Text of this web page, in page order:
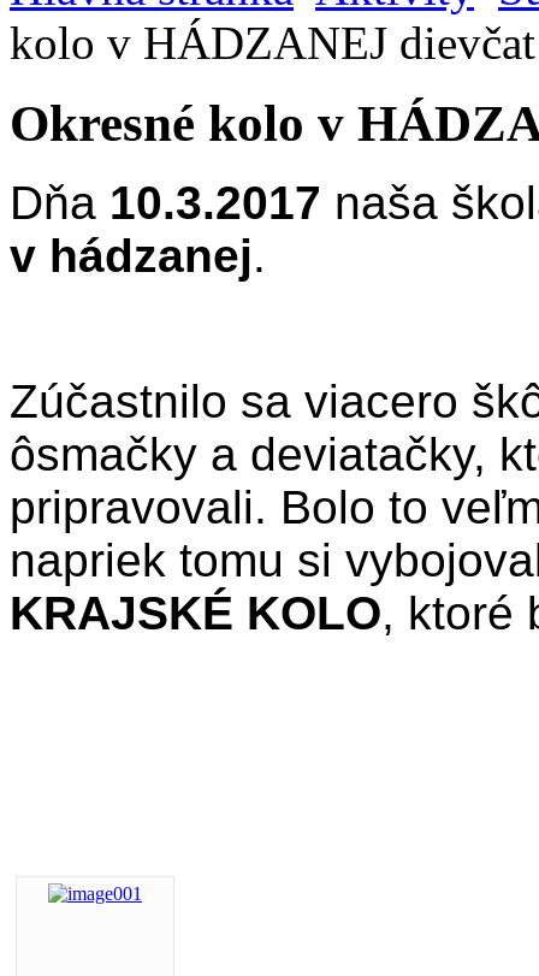
kolo v HÁDZANEJ dievčat
Okresné kolo v
Dňa 10.3.2017 naša
v hádzanej.
Zúčastnilo sa viacero
ôsmačky a deviatačky,
pripravovali. Bolo to
napriek tomu si
KRAJSKÉ KOLO, ktoré